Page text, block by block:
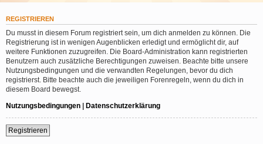
REGISTRIEREN
Du musst in diesem Forum registriert sein, um dich anmelden zu können. Die
Registrierung ist in wenigen Augenblicken erledigt und ermöglicht dir, auf
weitere Funktionen zuzugreifen. Die Board-Administration kann registrierten
Benutzern auch zusätzliche Berechtigungen zuweisen. Beachte bitte unsere
Nutzungsbedingungen und die verwandten Regelungen, bevor du dich
registrierst. Bitte beachte auch die jeweiligen Forenregeln, wenn du dich in
diesem Board bewegst.
Nutzungsbedingungen | Datenschutzerklärung
Registrieren